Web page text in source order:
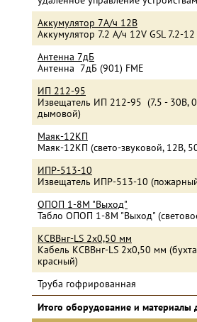
Аккумулятор 7А/ч 12В
Аккумулятор 7.2 А/ч 12V GSL 7.2-12
Антенна 7дБ
Антенна 7дБ (901) FME
ИП 212-95
Извещатель ИП 212-95 (7.5 - 30В,
дымовой)
Маяк-12КП
Маяк-12КП (свето-звуковой, 12В,
ИПР-513-10
Извещатель ИПР-513-10
ОПОП 1-8М "Выход"
Табло ОПОП 1-8М "Выход"
КСВВнг-LS 2х0,50 мм
Кабель КСВВнг-LS 2х0,50 мм
красный)
Труба гофрированная
Итого оборудование и материалы